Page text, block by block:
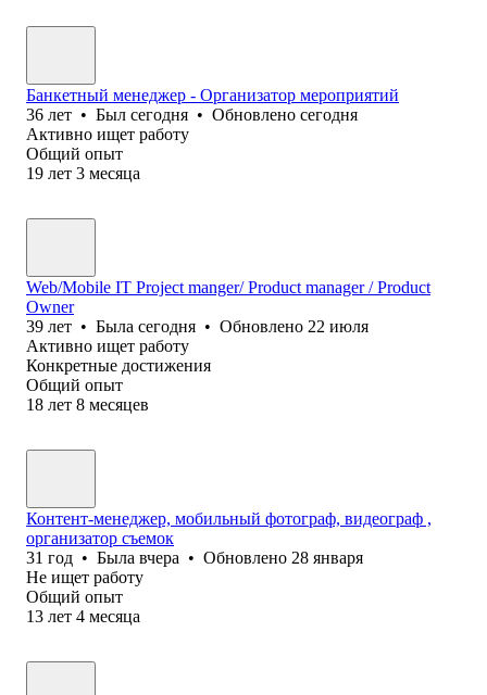
Банкетный менеджер - Организатор мероприятий
36 лет • Был сегодня • Обновлено сегодня
Активно ищет работу
Общий опыт
19 лет 3 месяца
Web/Mobile IT Project manger/ Product manager / Product
Owner
39 лет • Была сегодня • Обновлено 22 июля
Активно ищет работу
Конкретные достижения
Общий опыт
18 лет 8 месяцев
Контент-менеджер, мобильный фотограф, видеограф ,
организатор съемок
31 год • Была вчера • Обновлено 28 января
Не ищет работу
Общий опыт
13 лет 4 месяца